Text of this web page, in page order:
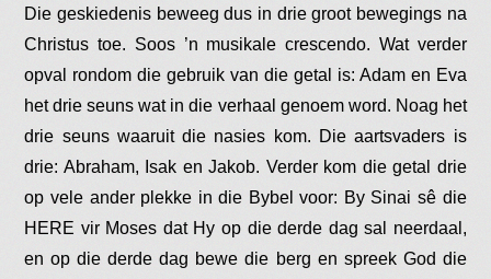
Die geskiedenis beweeg dus in drie groot bewegings na
Christus toe. Soos ’n musikale crescendo. Wat verder
opval rondom die gebruik van die getal is: Adam en Eva
het drie seuns wat in die verhaal genoem word. Noag het
drie seuns waaruit die nasies kom. Die aartsvaders is
drie: Abraham, Isak en Jakob. Verder kom die getal drie
op vele ander plekke in die Bybel voor: By Sinai sê die
HERE vir Moses dat Hy op die derde dag sal neerdaal,
en op die derde dag bewe die berg en spreek God die